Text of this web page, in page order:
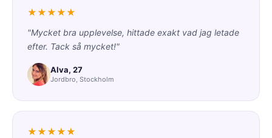
★★★★★
"Mycket bra upplevelse, hittade exakt vad jag letade
efter. Tack så mycket!"
Alva, 27
Jordbro, Stockholm
★★★★★